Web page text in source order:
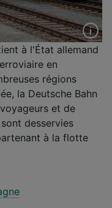
à l'État allemand
en
régions
la Deutsche Bahn
et de
desservies
à la flotte